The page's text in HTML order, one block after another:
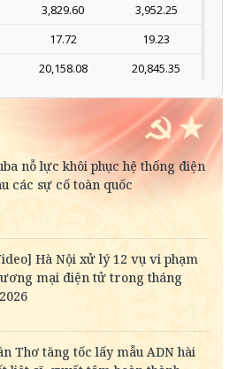
3,829.60
3,952.25
17.72
19.23
20,158.08
20,845.35
3,978.07
4,130.19
807.78
2,703.17
2,817.79
6,954.79
2,698.58
2,813.01
6,359.21
6,497.57
18,387.54
18,976.43
31,979.81
33,004.03